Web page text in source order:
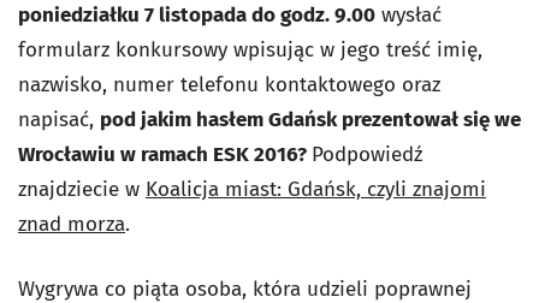
poniedziałku 7 listopada do godz. 9.00 wysłać
formularz konkursowy wpisując w jego treść imię,
nazwisko, numer telefonu kontaktowego oraz
napisać, pod jakim hasłem Gdańsk prezentował się we
Wrocławiu w ramach ESK 2016? Podpowiedź
znajdziecie w Koalicja miast: Gdańsk, czyli znajomi
znad morza.
Wygrywa co piąta osoba, która udzieli poprawnej